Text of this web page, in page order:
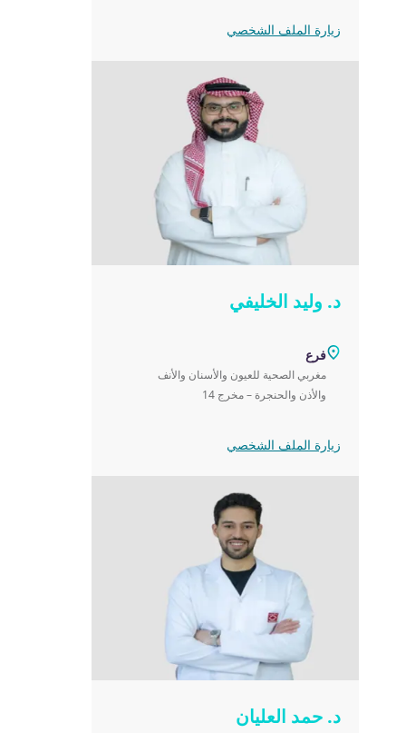
زيارة الملف الشخصي
د. وليد الخليفي
فرع
مغربي الصحية للعيون والأسنان والأنف
والأذن والحنجرة – مخرج 14
زيارة الملف الشخصي
د. حمد العليان